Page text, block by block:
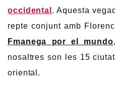
occidental . Aquesta
repte conjunt amb
Fmanega por el mundo
nosaltres son les 15
oriental.